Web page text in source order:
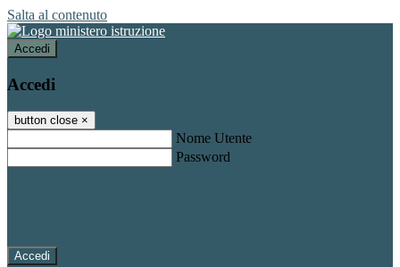
Salta al contenuto
Accedi
Accedi
button close ×
Nome Utente
Password